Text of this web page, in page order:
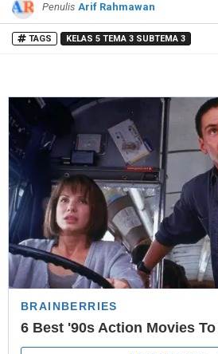
Penulis Arif Rahmawan
TAGS KELAS 5 TEMA 3 SUBTEMA 3